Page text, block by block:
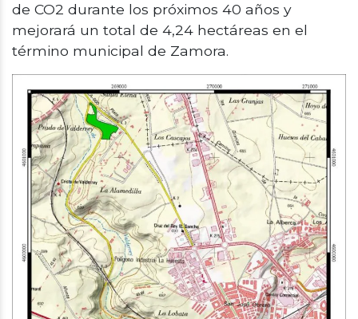
de CO2 durante los próximos 40 años y
mejorará un total de 4,24 hectáreas en el
término municipal de Zamora.